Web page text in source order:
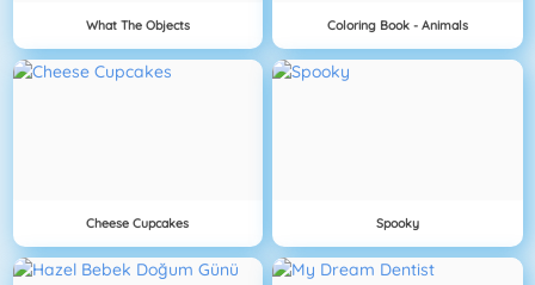
What The Objects Coloring Book - Animals
Cheese Cupcakes Spooky